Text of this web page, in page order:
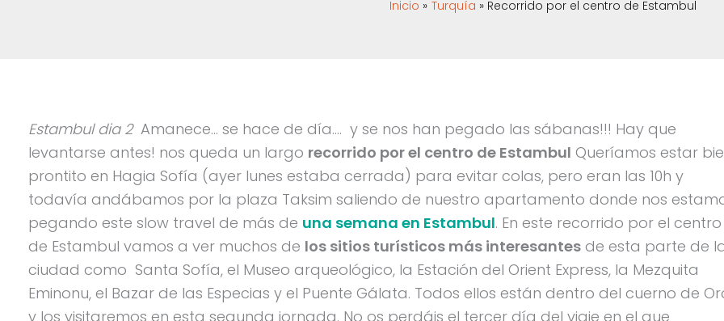
Inicio Turquía Recorrido por el centro de Estambul
Estambul dia 2 Amanece… se hace de día…. y se nos han pegado las sábanas!!! Hay que
levantarse antes! nos queda un largo recorrido por el centro de Estambul Queríamos estar
prontito en Hagia Sofía (ayer lunes estaba cerrada) para evitar colas, pero eran las 10h y
todavía andábamos por la plaza Taksim saliendo de nuestro apartamento donde nos
pegando este slow travel de más de una semana en Estambul. En este recorrido por el centro
de Estambul vamos a ver muchos de los sitios turísticos más interesantes de esta parte de
ciudad como Santa Sofía, el Museo arqueológico, la Estación del Orient Express, la Mezquita
Eminonu, el Bazar de las Especias y el Puente Gálata. Todos ellos están dentro del cuerno de
y los visitaremos en esta segunda jornada. No os perdáis el tercer día del viaje en el que